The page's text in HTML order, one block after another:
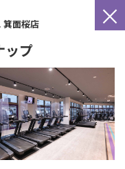
×
箕面桜店
ップ